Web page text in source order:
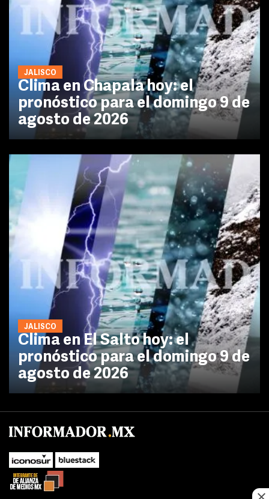
JALISCO
Clima en Chapala hoy: el
pronóstico para el domingo 9 de
agosto de 2026
JALISCO
Clima en El Salto hoy: el
pronóstico para el domingo 9 de
agosto de 2026